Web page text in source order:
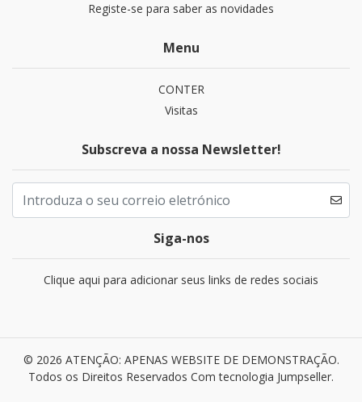
Registe-se para saber as novidades
Menu
CONTER
Visitas
Subscreva a nossa Newsletter!
Siga-nos
Clique aqui para adicionar seus links de redes sociais
© 2026 ATENÇÃO: APENAS WEBSITE DE DEMONSTRAÇÃO.
Todos os Direitos Reservados Com tecnologia Jumpseller.